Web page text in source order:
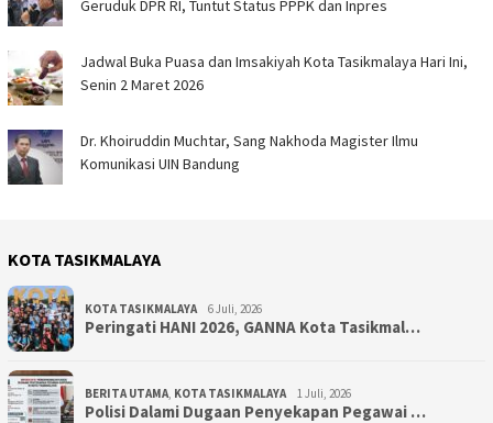
Geruduk DPR RI, Tuntut Status PPPK dan Inpres
Jadwal Buka Puasa dan Imsakiyah Kota Tasikmalaya Hari Ini,
Senin 2 Maret 2026
Dr. Khoiruddin Muchtar, Sang Nakhoda Magister Ilmu
Komunikasi UIN Bandung
KOTA TASIKMALAYA
KOTA TASIKMALAYA 6 Juli, 2026
Peringati HANI 2026, GANNA Kota Tasikmal…
BERITA UTAMA KOTA TASIKMALAYA 1 Juli, 2026
Polisi Dalami Dugaan Penyekapan Pegawai …